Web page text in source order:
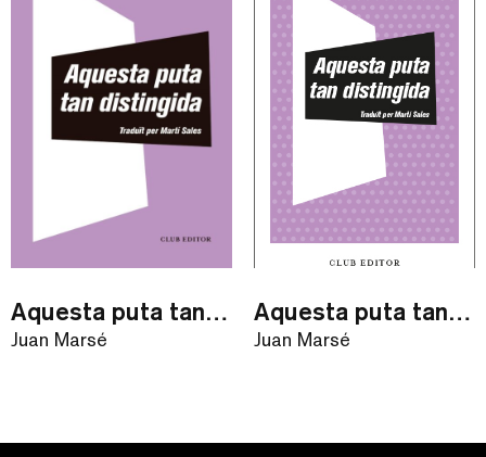
Aquesta puta tan distingida
Juan Marsé
Aquesta puta tan distingida / eBook
Juan Marsé